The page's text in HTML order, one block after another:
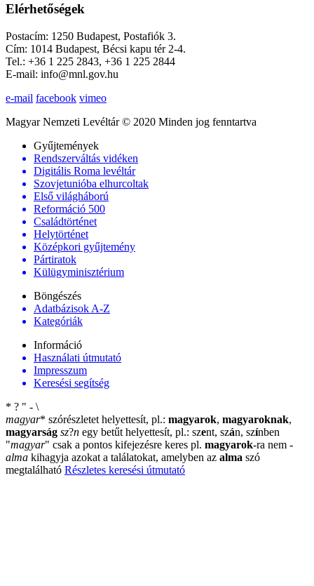
Elérhetőségek
Postacím: 1250 Budapest, Postafiók 3.
Cím: 1014 Budapest, Bécsi kapu tér 2-4.
Tel.: +36 1 225 2843, +36 1 225 2844
E-mail: info@mnl.gov.hu
e-mail facebook vimeo
Magyar Nemzeti Levéltár © 2020 Minden jog fenntartva
Gyűjtemények
Rendszerváltás vidéken
Digitális Roma levéltár
Szovjetunióba elhurcoltak
Első világháború
Reformáció 500
Családtörténet
Helytörténet
Középkori gyűjtemény
Pártiratok
Külügyminisztérium
Böngészés
Adatbázisok A-Z
Kategóriák
Információ
Használati útmutató
Impresszum
Keresési segítség
* ? " - \
magyar* szórészletet helyettesít, pl.: magyarok, magyaroknak,
magyarság sz?n egy betűt helyettesít, pl.: szent, szán, színben
"magyar" csak a pontos kifejezésre keres pl. magyarok-ra nem -
alma kihagyja azokat a találatokat, amelyben az alma szó
megtalálható Részletes keresési útmutató